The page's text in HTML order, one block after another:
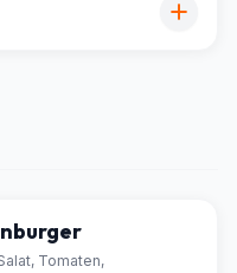
Tomaten,